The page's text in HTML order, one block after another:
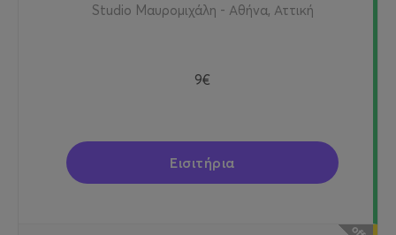
Studio Μαυρομιχάλη - Αθήνα, Αττική
9€
Εισιτήρια